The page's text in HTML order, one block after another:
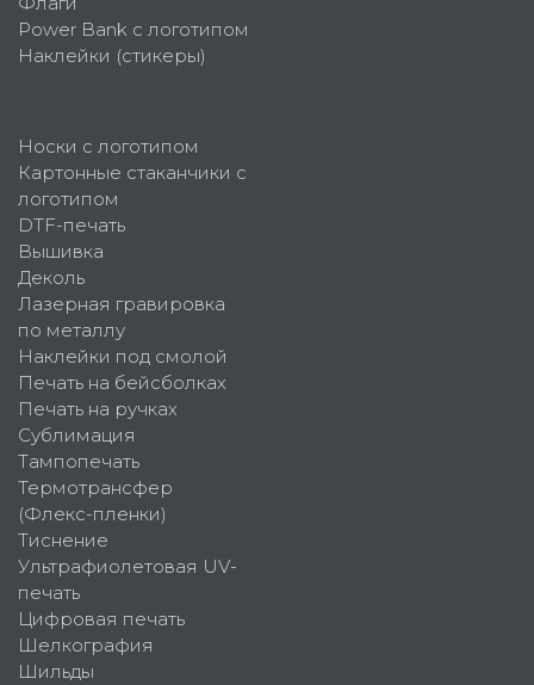
Power Bank с логотипом
Наклейки (стикеры)
Носки с логотипом
Картонные стаканчики с
логотипом
DTF-печать
Вышивка
Деколь
Лазерная гравировка
по металлу
Наклейки под смолой
Печать на бейсболках
Печать на ручках
Сублимация
Тампопечать
Термотрансфер
(Флекс-пленки)
Тиснение
Ультрафиолетовая UV-
печать
Цифровая печать
Шелкография
Шильды